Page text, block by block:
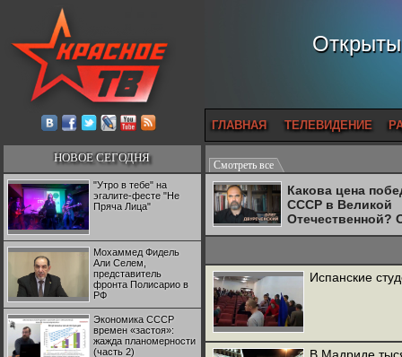
ГЛАВНАЯ ТЕЛЕВИДЕНИЕ
НОВОЕ СЕГОДНЯ
"Утро в тебе" на
эгалите-фесте "Не
Пряча Лица"
Мохаммед Фидель
Али Селем,
представитель
фронта Полисарио в
РФ
Экономика СССР
времен «застоя»:
жажда планомерности
(часть 2)
Смотреть все
Какова цена
СССР в Великой
Отечественной?
Двуреченский о
Испанские